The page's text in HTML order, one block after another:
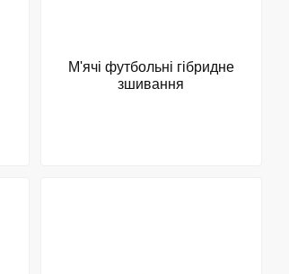
М'ячі футбольні гібридне
зшивання